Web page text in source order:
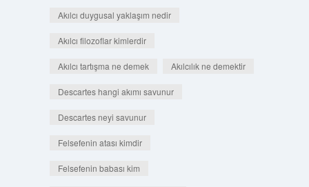
Akılcı duygusal yaklaşım nedir
Akılcı filozoflar kimlerdir
Akılcı tartışma ne demek Akılcılık ne demektir
Descartes hangi akımı savunur
Descartes neyi savunur
Felsefenin atası kimdir
Felsefenin babası kim